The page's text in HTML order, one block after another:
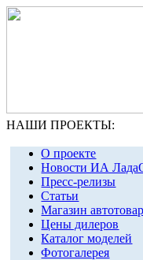
НАШИ ПРОЕКТЫ:
О проекте
Новости ИА
Пресс-релизы
Статьи
Магазин
Цены дилеров
Каталог моделей
Фотогалерея